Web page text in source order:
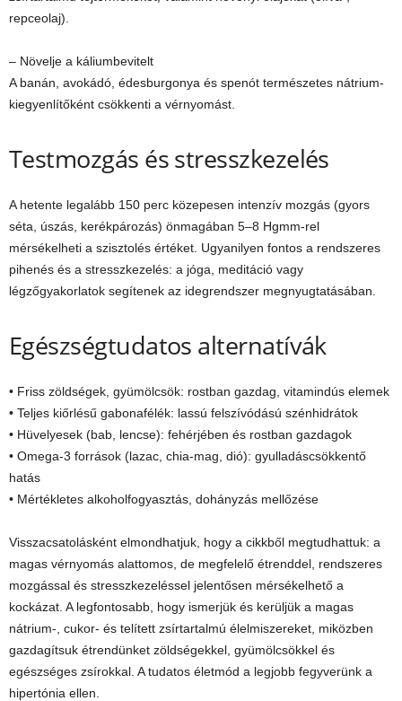
repceolaj).
– Növelje a káliumbevitelt
A banán, avokádó, édesburgonya és spenót természetes nátrium-
kiegyenlítőként csökkenti a vérnyomást.
Testmozgás és stresszkezelés
A hetente legalább 150 perc közepesen intenzív mozgás (gyors
séta, úszás, kerékpározás) önmagában 5–8 Hgmm-rel
mérsékelheti a szisztolés értéket. Ugyanilyen fontos a rendszeres
pihenés és a stresszkezelés: a jóga, meditáció vagy
légzőgyakorlatok segítenek az idegrendszer megnyugtatásában.
Egészségtudatos alternatívák
• Friss zöldségek, gyümölcsök: rostban gazdag, vitamindús elemek
• Teljes kiőrlésű gabonafélék: lassú felszívódású szénhidrátok
• Hüvelyesek (bab, lencse): fehérjében és rostban gazdagok
• Omega-3 források (lazac, chia-mag, dió): gyulladáscsökkentő
hatás
• Mértékletes alkoholfogyasztás, dohányzás mellőzése
Visszacsatolásként elmondhatjuk, hogy a cikkből megtudhattuk: a
magas vérnyomás alattomos, de megfelelő étrenddel, rendszeres
mozgással és stresszkezeléssel jelentősen mérsékelhető a
kockázat. A legfontosabb, hogy ismerjük és kerüljük a magas
nátrium-, cukor- és telített zsírtartalmú élelmiszereket, miközben
gazdagítsuk étrendünket zöldségekkel, gyümölcsökkel és
egészséges zsírokkal. A tudatos életmód a legjobb fegyverünk a
hipertónia ellen.